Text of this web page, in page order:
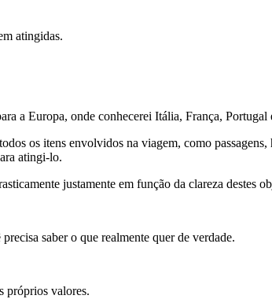
atingidas.
a Europa, onde conhecerei Itália, França, Portugal
os itens envolvidos na viagem, como
atingi-lo.
justamente em função da clareza destes
saber o que realmente quer de verdade.
próprios valores.